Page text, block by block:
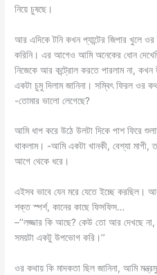
নিয়ে চুষছে।
আর এদিকে টনি কখন প্যান্টের জিপার খুলে
করিনি। এর আগেও আমি অনেকের ধোন
নিজেকে আর কন্ট্রোল করতে পারলাম না,
একটা চুমু দিলাম জানিনা। সম্বিৎ ফিরল ওর
-তোমার ভালো লেগেছে?
আমি ধাপ করে উঠে উলটা দিকে পাশ ফিরে
থাকলাম। -আমি একটা খানকী, বেশ্যা মাগী,
আগে থেকে ধরে।
এইসব ভাবে যেন মরে যেতে ইচ্ছে করছিল।
শক্ত স্পর্শ, কানের কাছে ফিসফিস…
–’’লজ্জার কি আছে? কেউ তো আর দেখছে
সময়টা একটু উপভোগ করি।’’
ওর কথায় কি মাদকতা ছিল জানিনা, আমি